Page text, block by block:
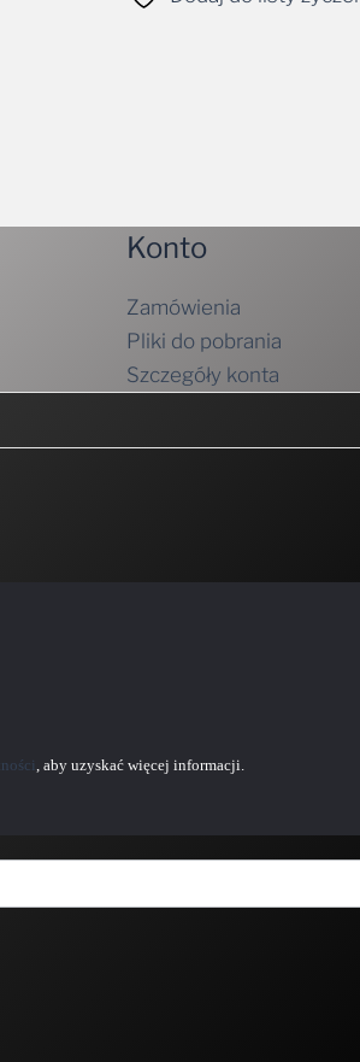
Konto
Zamówienia
Pliki do pobrania
Szczegóły konta
, aby uzyskać więcej informacji.